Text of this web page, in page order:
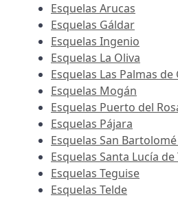
Esquelas Arucas
Esquelas Gáldar
Esquelas Ingenio
Esquelas La Oliva
Esquelas Las Palmas
Esquelas Mogán
Esquelas Puerto del
Esquelas Pájara
Esquelas San
Esquelas Santa Lucía
Esquelas Teguise
Esquelas Telde